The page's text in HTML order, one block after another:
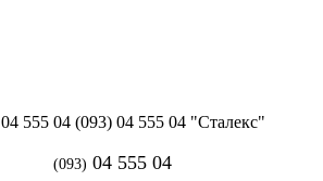
04 555 04 (093) 04 555 04 "Сталекс"
(093) 04 555 04